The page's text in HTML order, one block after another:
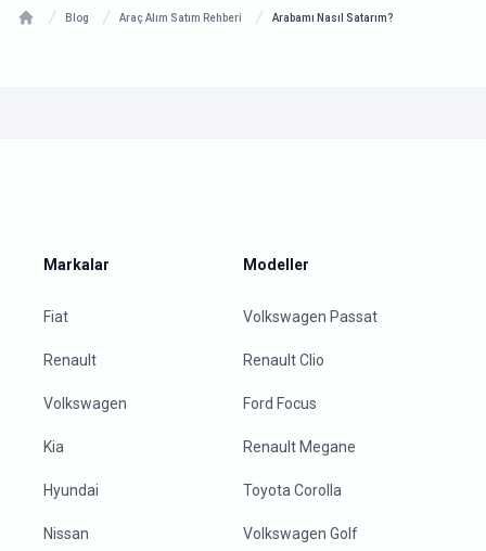
Blog Araç Alım Satım Rehberi Arabamı Nasıl Satarım?
Markalar
Fiat
Renault
Volkswagen
Kia
Hyundai
Nissan
Modeller
Volkswagen Passat
Renault Clio
Ford Focus
Renault Megane
Toyota Corolla
Volkswagen Golf